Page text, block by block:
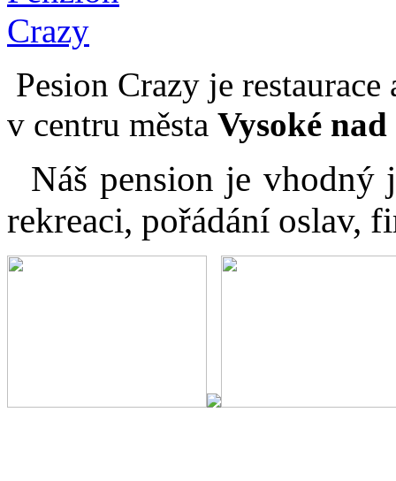
Pesion Crazy je
v centru města Vysoké
Náš pension je vhodný
rekreaci, pořádání oslav,